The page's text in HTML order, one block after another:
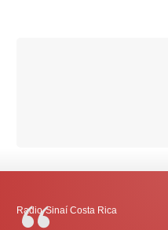
Radio-Sinaí Costa Rica